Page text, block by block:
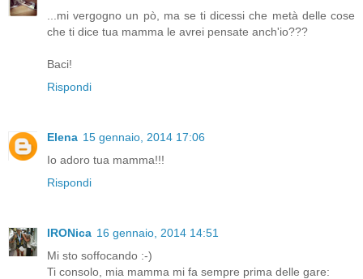
...mi vergogno un pò, ma se ti dicessi che metà delle cose
che ti dice tua mamma le avrei pensate anch'io???
Baci!
Rispondi
Elena 15 gennaio, 2014 17:06
Io adoro tua mamma!!!
Rispondi
IRONica 16 gennaio, 2014 14:51
Mi sto soffocando :-)
Ti consolo, mia mamma mi fa sempre prima delle gare: